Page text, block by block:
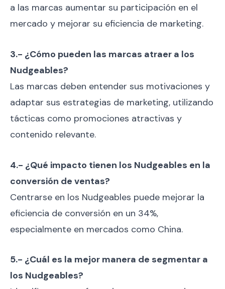
a las marcas aumentar su participación en el
mercado y mejorar su eficiencia de marketing.
3.- ¿Cómo pueden las marcas atraer a los
Nudgeables?
Las marcas deben entender sus motivaciones y
adaptar sus estrategias de marketing, utilizando
tácticas como promociones atractivas y
contenido relevante.
4.- ¿Qué impacto tienen los Nudgeables en la
conversión de ventas?
Centrarse en los Nudgeables puede mejorar la
eficiencia de conversión en un 34%,
especialmente en mercados como China.
5.- ¿Cuál es la mejor manera de segmentar a
los Nudgeables?